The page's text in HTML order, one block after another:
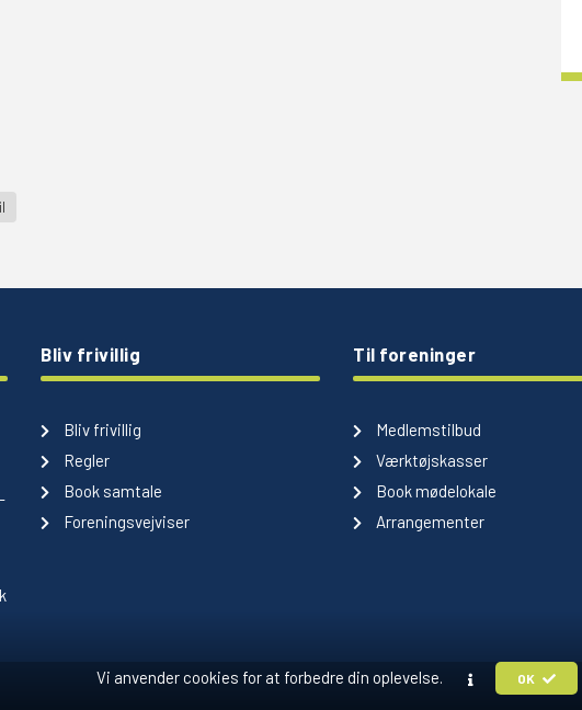
Vi anvender cookies for at forbedre din oplevelse. OK
Bliv frivillig
Bliv frivillig
Regler
Book samtale
Foreningsvejviser
Til foreninger
Medlemstilbud
Værktøjskasser
Book mødelokale
Arrangementer